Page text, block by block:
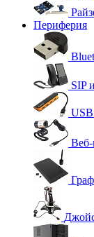
Периферия
SIP